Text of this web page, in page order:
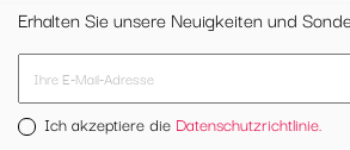
Erhalten Sie unsere Neuigkeiten und
Ich akzeptiere die Datenschutzrichtlinie.